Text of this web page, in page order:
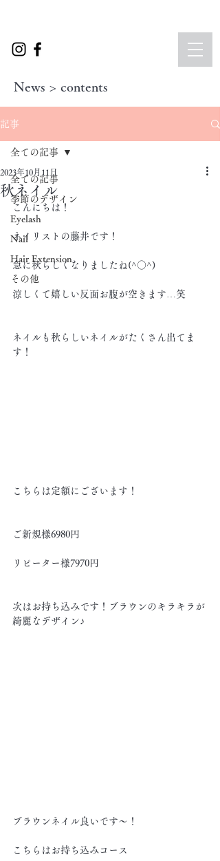
News > contents
記事
全ての記事
季節のデザイン
Eyelash
Nail
Hair Extension
その他
全ての記事
秋ネイル
2023年10月11日
こんにちは！
ネイリストの藤井です！
急に秋らしくなりましたね(^○^)
涼しくて嬉しい反面お腹が空きます…笑
ネイルも秋らしいネイルがたくさん出てま
す！
こちらは定額にございます！
ご新規様6980円
リピーター様7970円
次はお持ち込みです！ブラウンのキラキラが
綺麗なデザイン♪
ブラウンネイル良いです～！
こちらはお持ち込みコース